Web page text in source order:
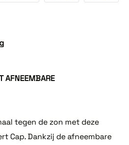
AFNEEMBARE
tegen de zon met deze
Cap. Dankzij de afneembare